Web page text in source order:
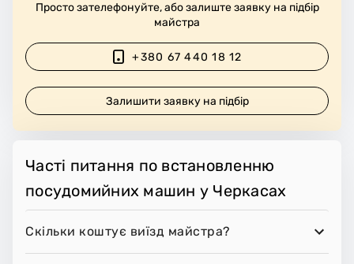
Просто зателефонуйте, або залиште заявку на підбір
майстра
+380 67 440 18 12
Залишити заявку на підбір
Часті питання по встановленню
посудомийних машин у Черкасах
Скільки коштує виїзд майстра?